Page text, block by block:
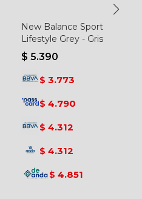
New Balance Sport
Lifestyle Grey - Gris
$ 5.390
$ 3.773
$ 4.790
$ 4.312
$ 4.312
$ 4.851